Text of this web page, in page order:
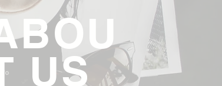
是成功的核心，信心，不
US